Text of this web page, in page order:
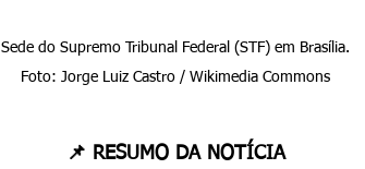
Sede do Supremo Tribunal Federal (STF) em Brasília.
Foto: Jorge Luiz Castro / Wikimedia Commons
📌 RESUMO DA NOTÍCIA